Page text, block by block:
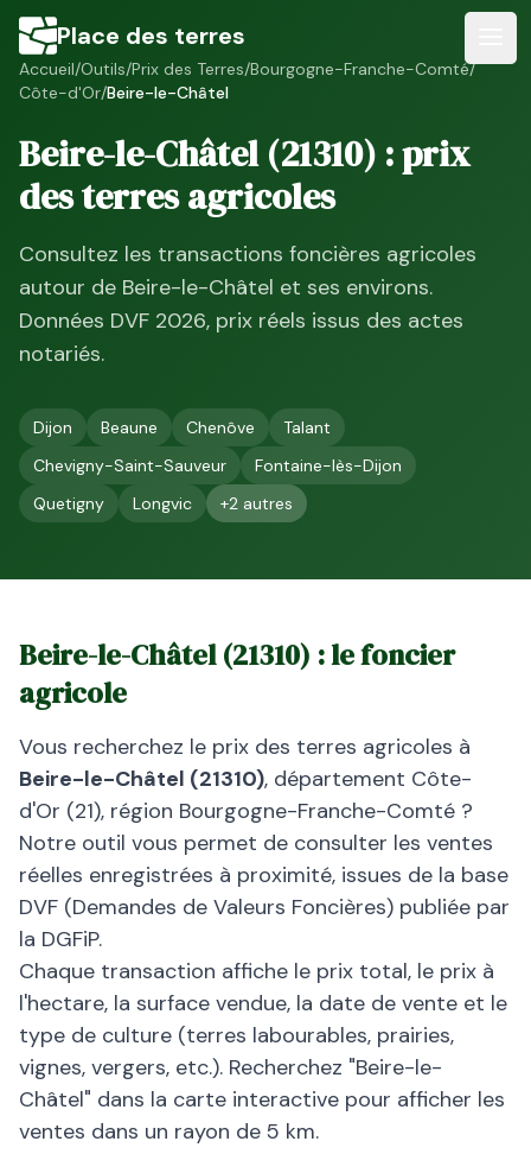
Place des terres
Accueil/Outils/Prix des Terres/Bourgogne-Franche-Comté/
Côte-d'Or/Beire-le-Châtel
Beire-le-Châtel(21310) : prix
des terres agricoles
Consultez les transactions foncières agricoles
autour de Beire-le-Châtel et ses environs.
Données DVF 2026, prix réels issus des actes
notariés.
Dijon Beaune Chenôve
Talant
Chevigny-Saint-Sauveur
Fontaine-lès-Dijon
Quetigny
Longvic +2 autres
Beire-le-Châtel(21310) : le foncier
agricole
Vous recherchez le prix des terres agricoles à
Beire-le-Châtel (21310), département Côte-
d'Or (21), région Bourgogne-Franche-Comté ?
Notre outil vous permet de consulter les ventes
réelles enregistrées à proximité, issues de la base
DVF (Demandes de Valeurs Foncières) publiée par
la DGFiP.
Chaque transaction affiche le prix total, le prix à
l'hectare, la surface vendue, la date de vente et le
type de culture (terres labourables, prairies,
vignes, vergers, etc.). Recherchez "Beire-le-
Châtel" dans la carte interactive pour afficher les
ventes dans un rayon de 5 km.